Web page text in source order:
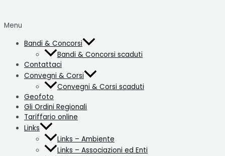
Menu
Bandi & Concorsi
Bandi & Concorsi scaduti
Contattaci
Convegni & Corsi
Convegni & Corsi scaduti
Geofoto
Gli Ordini Regionali
Tariffario online
Links
Links – Ambiente
Links – Associazioni ed Enti